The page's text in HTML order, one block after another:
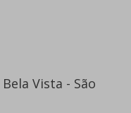
Vista - São